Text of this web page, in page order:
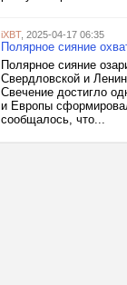
iXBT, 2025-04-17 06:35
Полярное сияние
Полярное сияние
Свердловской и
Свечение достигло
и Европы
сообщалось, что...